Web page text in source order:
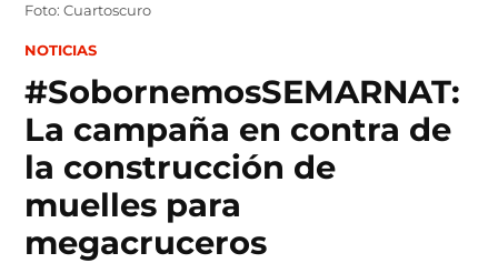
Foto: Cuartoscuro
POSTED
NOTICIAS
#SobornemosSEMARNAT:
La campaña en contra de
la construcción de
muelles para
megacruceros